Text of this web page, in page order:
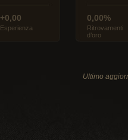
+0,00
Esperienza
0,00%
Ritrovamenti
d’oro
Ultimo